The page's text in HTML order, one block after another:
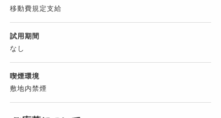
移動費規定支給
試用期間
なし
喫煙環境
敷地内禁煙